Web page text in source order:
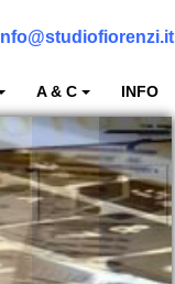
Info@studiofiorenzi.it
A & C INFO